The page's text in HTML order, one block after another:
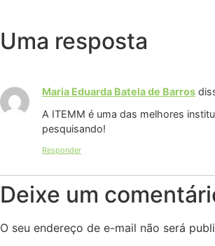
Uma resposta
Maria Eduarda Batela de Barros
A ITEMM é uma das melhores
pesquisando!
Responder
Deixe um
O seu endereço de e-mail não será